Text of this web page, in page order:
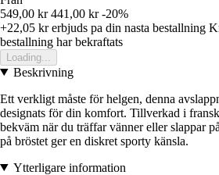
549,00 kr 441,00 kr -20%
+22,05 krerbjuds pa din nasta bestallning
bestallning har bekraftats
Loading...
Beskrivning
Ett verkligt måste för helgen, denna
designats för din komfort. Tillverkad i
bekväm när du träffar vänner eller slappar
på bröstet ger en diskret sporty känsla.
Ytterligare information